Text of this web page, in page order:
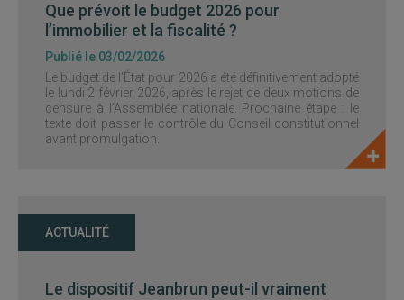
Que prévoit le budget 2026 pour
l’immobilier et la fiscalité ?
Publié le 03/02/2026
Le budget de l’État pour 2026 a été définitivement adopté
le lundi 2 février 2026, après le rejet de deux motions de
censure à l’Assemblée nationale. Prochaine étape : le
texte doit passer le contrôle du Conseil constitutionnel
avant promulgation.
ACTUALITÉ
Le dispositif Jeanbrun peut-il vraiment